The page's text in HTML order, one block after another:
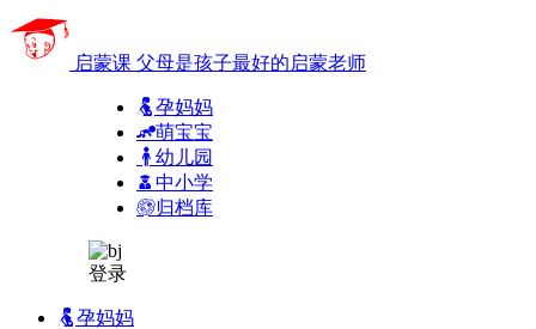
启蒙课 父母是孩子最好的启蒙老师
孕妈妈
萌宝宝
幼儿园
中小学
归档库
登录
孕妈妈